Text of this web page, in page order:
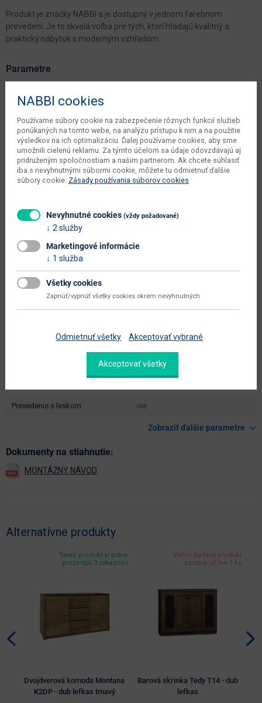
Produkt je značky NABBI a je dostupný v jednom farebnom
prevedení. Je to skvelá voľba pre tých, ktorí hľadajú kvalitný a
praktický nábytok s moderným vzhľadom.
Parametre
Výška 92 cm
dodávateľa
0.6263 m3
výrobcu
0.124 m3
váha s obalom výrobcu
typové označenie
dodáva sa
dub
sivá
prevedenie s leskom nie
Zobraziť ďalšie parametre
Dokumenty na stiahnutie:
Alternatívne produkty
Tento produkt si práve
prezerajú 3 zákazníci
Dvojdverová komoda Montana
K2DP - dub lefkas tmavý
Veľmi žiadaný produkt
zostáva už len 1 ks
Barová skrinka Tedy T14 - dub
lefkas
NABBI cookies
Používame súbory cookie na zabezpečenie rôznych funkcií služieb
ponúkaných na tomto webe, na analýzu prístupu k nim a na použitie
výsledkov na ich optimalizáciu. Ďalej používame cookies, aby sme
umožnili cielenú reklamu. Za týmto účelom sa údaje odovzdávajú aj
pridruženým spoločnostiam a našim partnerom. Ak chcete súhlasiť
iba s nevyhnutnými súbormi cookie, môžete tu odmietnuť ďalšie
súbory cookie. Zásady používania súborov cookies
Nevyhnutné cookies (vždy požadované)
2 služby
Marketingové informácie
1 služba
Všetky cookies
Zapnúť/vypnúť všetky cookies okrem nevyhnutných
Odmietnuť všetky Akceptovať vybrané
Akceptovať všetky